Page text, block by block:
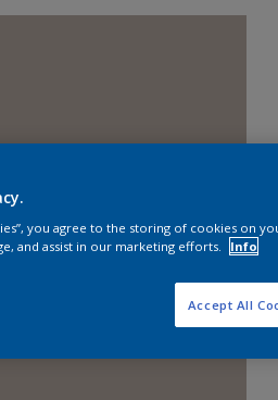
you agree to the storing of cookies on
and assist in our marketing efforts.
Info
Accept All